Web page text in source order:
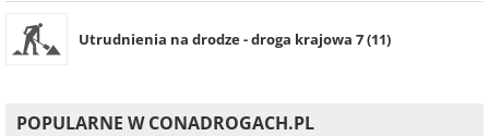
Utrudnienia na drodze - droga krajowa 7 (11)
POPULARNE W CONADROGACH.PL